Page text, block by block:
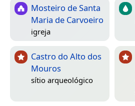
Mosteiro de Santa
Maria de Carvoeiro
igreja
Castro do Alto dos
Mouros
sítio arqueológico